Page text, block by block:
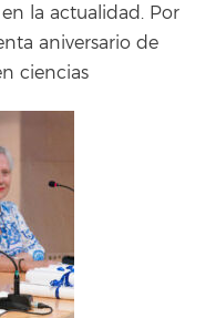
la actualidad. Por
aniversario de
ciencias